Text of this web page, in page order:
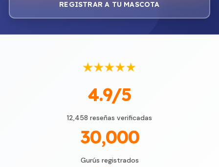
REGISTRAR A TU MASCOTA
★★★★★
4.9/5
12,458 reseñas verificadas
30,000
Gurús registrados